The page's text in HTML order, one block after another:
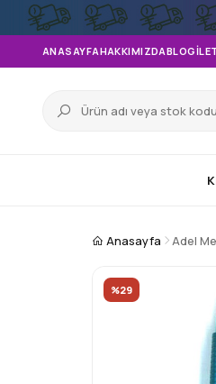
ANASAYFAHAKKIMIZDABLOG
Anasayfa Adel
%29